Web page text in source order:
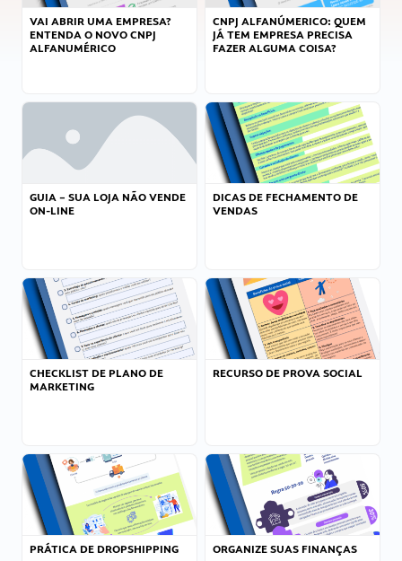
VAI ABRIR UMA EMPRESA?
ENTENDA O NOVO CNPJ
ALFANUMÉRICO
CNPJ ALFANÚMERICO: QUEM
JÁ TEM EMPRESA PRECISA
FAZER ALGUMA COISA?
GUIA – SUA LOJA NÃO VENDE
ON-LINE
DICAS DE FECHAMENTO DE
VENDAS
CHECKLIST DE PLANO DE
MARKETING
RECURSO DE PROVA SOCIAL
PRÁTICA DE DROPSHIPPING ORGANIZE SUAS FINANÇAS